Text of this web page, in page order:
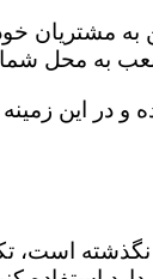
مشتریان
به محل
در این